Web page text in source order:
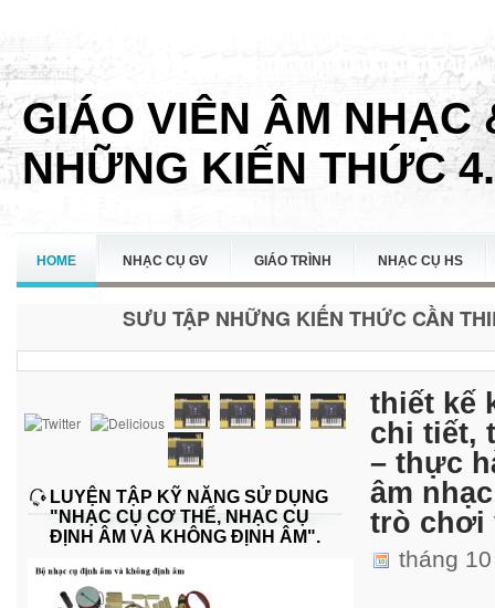
GIÁO VIÊN ÂM NHẠC
NHỮNG KIẾN THỨC
HOME NHẠC CỤ GV GIÁO TRÌNH NHẠC CỤ HS
SƯU TẬP NHỮNG KIẾN THỨC CẦN
LUYỆN TẬP KỸ NĂNG SỬ DỤNG
"NHẠC CỤ CƠ THỂ, NHẠC CỤ
ĐỊNH ÂM VÀ KHÔNG ĐỊNH ÂM".
thiết kế
chi tiết,
– thực
âm
trò chơi
tháng